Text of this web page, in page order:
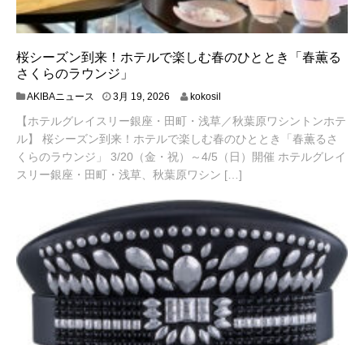
桜シーズン到来！ホテルで楽しむ春のひととき「春薫る
さくらのラウンジ」
AKIBAニュース 3月 19, 2026
1
8
,
2
0
6
kokosil
【ホテルグレイスリー銀座・田町・浅草／秋葉原ワシントンホテ
ル】 桜シーズン到来！ホテルで楽しむ春のひととき「春薫るさ
くらのラウンジ」 3/20（金・祝）～4/5（日）開催 ホテルグレイ
スリー銀座・田町・浅草、秋葉原ワシン […]